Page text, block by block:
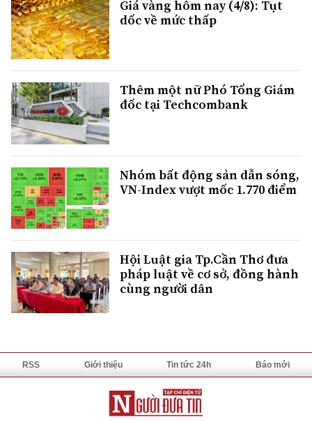
Giá vàng hôm nay (4/8): Tụt
dốc về mức thấp
Thêm một nữ Phó Tổng Giám
đốc tại Techcombank
Nhóm bất động sản dẫn sóng,
VN-Index vượt mốc 1.770 điểm
Hội Luật gia Tp.Cần Thơ đưa
pháp luật về cơ sở, đồng hành
cùng người dân
RSS Giới thiệu Tin tức 24h Báo mới